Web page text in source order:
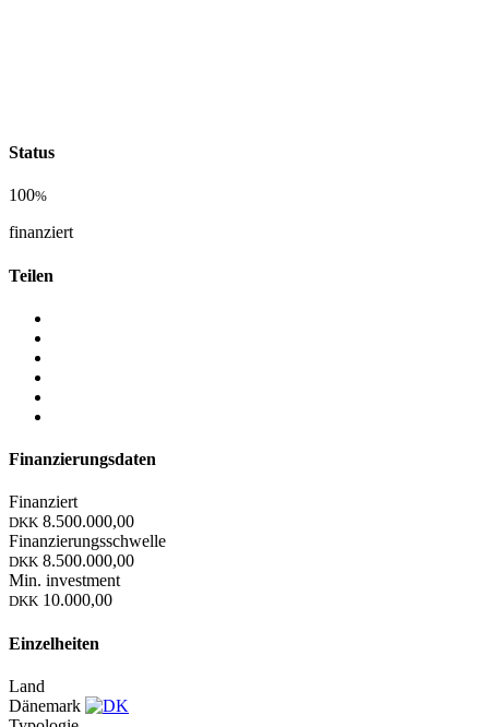
Status
100%
finanziert
Teilen
Finanzierungsdaten
Finanziert
DKK 8.500.000,00
Finanzierungsschwelle
DKK 8.500.000,00
Min. investment
DKK 10.000,00
Einzelheiten
Land
Dänemark